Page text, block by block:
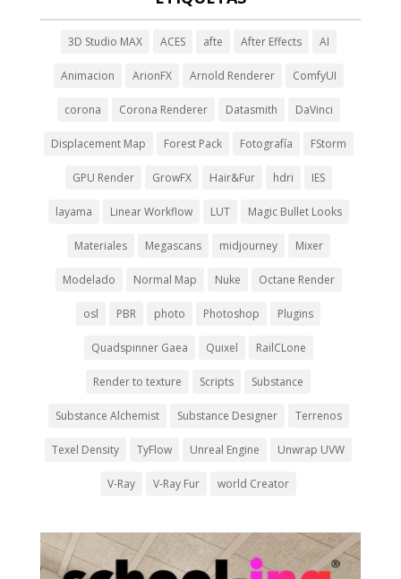
3D Studio MAX ACES afte After Effects AI
Animacion ArionFX Arnold Renderer ComfyUI
corona Corona Renderer Datasmith DaVinci
Displacement Map Forest Pack Fotografía FStorm
GPU Render GrowFX Hair&Fur hdri IES
layama Linear Workflow LUT Magic Bullet Looks
Materiales Megascans midjourney Mixer
Modelado Normal Map Nuke Octane Render
osl PBR photo Photoshop Plugins
Quadspinner Gaea Quixel RailCLone
Render to texture Scripts Substance
Substance Alchemist Substance Designer Terrenos
Texel Density TyFlow Unreal Engine Unwrap UVW
V-Ray V-Ray Fur world Creator